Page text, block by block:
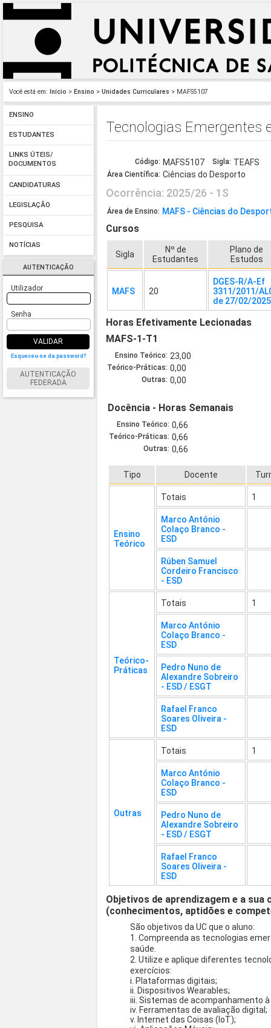
Você está em: Início > Ensino > Unidades Curriculares > MAFS5107
ENSINO
ESTUDANTES
LINKS ÚTEIS/
DOCUMENTOS
CANDIDATURAS
LEGISLAÇÃO
PESQUISA
NOTÍCIAS
AUTENTICAÇÃO
Utilizador
Senha
VALIDAR
Esqueceu-se da password?
AUTENTICAÇÃO
FEDERADA
Tecnologias Emergentes
Código: MAFS5107 Sigla: TEAFS
Área Científica: Ciências do Desporto
Ocorrência: 2025/26 - 1S
Área de Ensino: MAFS - Ciências do
Cursos
Sigla
Nº de
Estudantes
Plano de
Estudos
MAFS 20
DGES-R/A-Ef
3311/2011/
de 27/02/2025
Horas Efetivamente Lecionadas
MAFS-1-T1
Ensino Teórico: 23,00
Teórico-Práticas: 0,00
Outras: 0,00
Docência - Horas Semanais
Ensino Teórico: 0,66
Teórico-Práticas: 0,66
Outras: 0,66
Tipo Docente
Ensino
Teórico
Totais 1
Marco António
Colaço Branco -
ESD
Rúben Samuel
Cordeiro Francisco
- ESD
Teórico-
Práticas
Totais 1
Marco António
Colaço Branco -
ESD
Pedro Nuno de
Alexandre Sobreiro
- ESD / ESGT
Rafael Franco
Soares Oliveira -
ESD
Outras
Totais 1
Marco António
Colaço Branco -
ESD
Pedro Nuno de
Alexandre Sobreiro
- ESD / ESGT
Rafael Franco
Soares Oliveira -
ESD
Objetivos de aprendizagem e a
(conhecimentos, aptidões e
São objetivos da UC que o aluno:
1. Compreenda as tecnologias
saúde.
2. Utilize e aplique diferentes
exercícios:
i. Plataformas digitais;
ii. Dispositivos Wearables;
iii. Sistemas de acompanhamento
iv. Ferramentas de avaliação digital;
v. Internet das Coisas (IoT);